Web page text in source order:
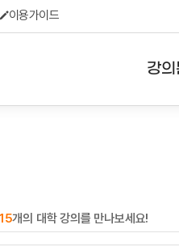
이용가이드
강
개의 대학 강의를 만나보세요!